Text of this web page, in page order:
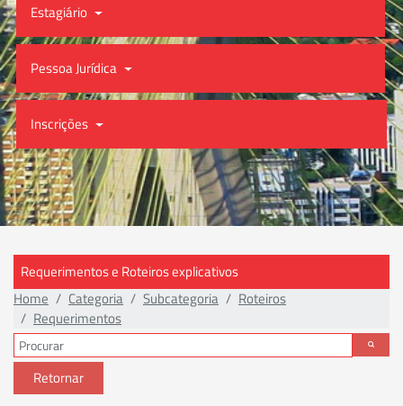
Estagiário
Pessoa Jurídica
Inscrições
Requerimentos e Roteiros explicativos
Home
Categoria Subcategoria
Roteiros
Requerimentos
Retornar